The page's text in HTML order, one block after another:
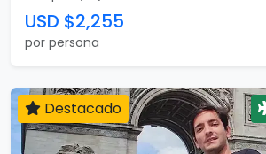
USD $2,255
por persona
Destacado